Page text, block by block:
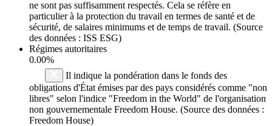
ne sont pas suffisamment respectés. Cela se réfère en
particulier à la protection du travail en termes de santé et de
sécurité, de salaires minimums et de temps de travail. (Source
des données : ISS ESG)
Régimes autoritaires
0.00%
Il indique la pondération dans le fonds des
obligations d'État émises par des pays considérés comme "non
libres" selon l'indice "Freedom in the World" de l'organisation
non gouvernementale Freedom House. (Source des données :
Freedom House)